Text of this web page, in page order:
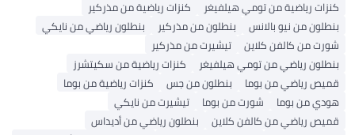
كنزات رياضية من تومي هيلفيغر
كنزات رياضية من مذركير
بنطلون من نيو بالانس
بنطلون من مذركير
بنطلون رياضي من نايكي
شورت من كالفن كلاين
تيشيرت من مذركير
بنطلون رياضي من تومي هيلفيغر
كنزات رياضية من سكيتشرز
قميص رياضي من بوما
بنطلون من جس
كنزات رياضية من بوما
هودي من بوما
شورت من بوما
تيشيرت من نايكي
قميص رياضي من كالفن كلاين
بنطلون رياضي من أديداس